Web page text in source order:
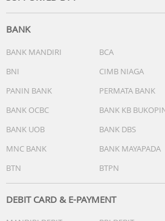
lebih 100 Kali
Daya Air di Mode Lembut =
Daya Air di Mode Reda = 220ml/
lebih 150 Kali
BANK
BANK MANDIRI BCA
BNI
CIMB NIAGA
PANIN BANK
PERMATA BANK
BANK OCBC
BANK KB
BANK UOB
BANK DBS
MNC BANK
BANK MAYAPADA
BTN
BTPN
DEBIT CARD & E-PAYMENT